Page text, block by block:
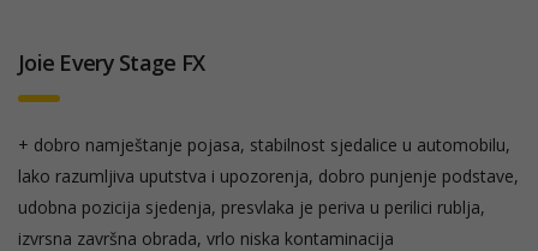
Joie Every Stage FX
+ dobro namještanje pojasa, stabilnost sjedalice u automobilu,
lako razumljiva uputstva i upozorenja, dobro punjenje podstave,
udobna pozicija sjedenja, presvlaka je periva u perilici rublja,
izvrsna završna obrada, vrlo niska kontaminacija